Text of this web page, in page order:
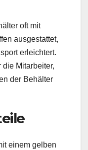
oft mit
ausgestattet,
erleichtert.
die Mitarbeiter,
der Behälter
einem gelben